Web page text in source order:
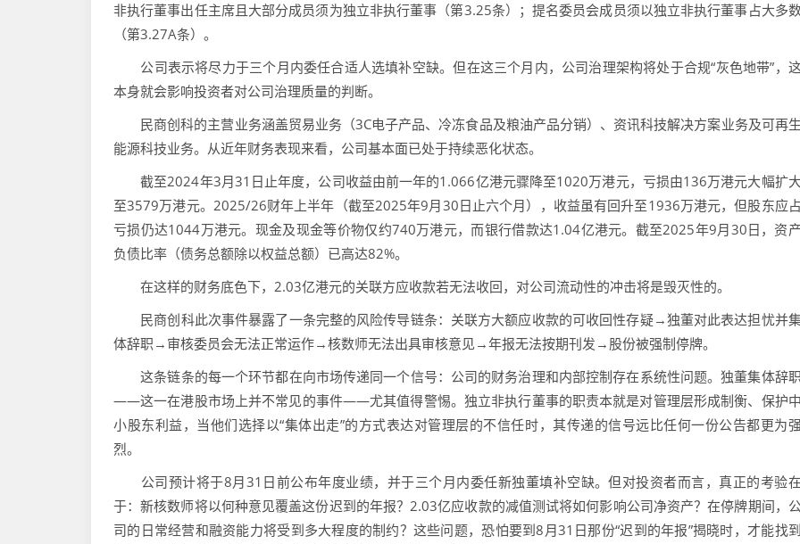
非执行董事出任主席且大部分成员须为独立非执行董事（第3.25条）；提名委员会成员须以独立非执行董事占大多
（第3.27A条）。
公司表示将尽力于三个月内委任合适人选填补空缺。但在这三个月内，公司治理架构将处于合规“灰色地带”，
本身就会影响投资者对公司治理质量的判断。
民商创科的主营业务涵盖贸易业务（3C电子产品、冷冻食品及粮油产品分销）、资讯科技解决方案业务及可再生
能源科技业务。从近年财务表现来看，公司基本面已处于持续恶化状态。
截至2024年3月31日止年度，公司收益由前一年的1.066亿港元骤降至1020万港元，亏损由136万港元大幅扩大
至3579万港元。2025/26财年上半年（截至2025年9月30日止六个月），收益虽有回升至1936万港元，但股东应占
亏损仍达1044万港元。现金及现金等价物仅约740万港元，而银行借款达1.04亿港元。截至2025年9月30日，资产
负债比率（债务总额除以权益总额）已高达82%。
在这样的财务底色下，2.03亿港元的关联方应收款若无法收回，对公司流动性的冲击将是毁灭性的。
民商创科此次事件暴露了一条完整的风险传导链条：关联方大额应收款的可收回性存疑→独董对此表达担忧并
体辞职→审核委员会无法正常运作→核数师无法出具审核意见→年报无法按期刊发→股份被强制停牌。
这条链条的每一个环节都在向市场传递同一个信号：公司的财务治理和内部控制存在系统性问题。独董集体辞职
——这一在港股市场上并不常见的事件——尤其值得警惕。独立非执行董事的职责本就是对管理层形成制衡、保护中
小股东利益，当他们选择以“集体出走”的方式表达对管理层的不信任时，其传递的信号远比任何一份公告都更为强
烈。
公司预计将于8月31日前公布年度业绩，并于三个月内委任新独董填补空缺。但对投资者而言，真正的考验在
于：新核数师将以何种意见覆盖这份迟到的年报？2.03亿应收款的减值测试将如何影响公司净资产？在停牌期间，
司的日常经营和融资能力将受到多大程度的制约？这些问题，恐怕要到8月31日那份“迟到的年报”揭晓时，才能找到